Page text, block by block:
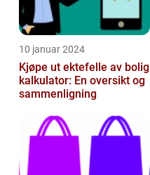
10 januar 2024
Kjøpe ut ektefelle av bolig
kalkulator: En oversikt og
sammenligning